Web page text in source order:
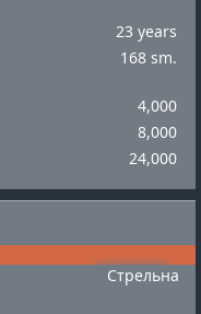
23 years
168 sm.
4,000
8,000
24,000
Стрельна